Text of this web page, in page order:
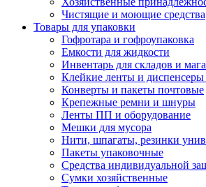
Чистящие и моющие средства
Товары для упаковки
Гофротара и гофроупаковка
Емкости для жидкости
Инвентарь для складов и
Клейкие ленты и
Конверты и пакеты почтовые
Крепежные ремни и шнуры
Ленты ПП и оборудование
Мешки для мусора
Нити, шпагаты, резинки
Пакеты упаковочные
Средства индивидуальной
Сумки хозяйственные